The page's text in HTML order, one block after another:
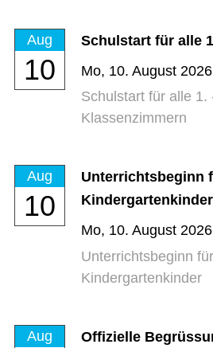
Aug
10
Schulstart für alle
Mo, 10. August 2026
Schulstart für alle 1.
Klassenzimmern
Aug
10
Unterrichtsbeginn
Kindergartenkinder
Mo, 10. August 2026
Unterrichtsbeginn
Kindergartenkinder
Aug
Offizielle